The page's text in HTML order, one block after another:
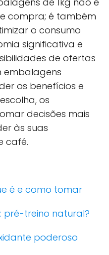
compra; é também
o consumo
significativa e
de ofertas
embalagens
os benefícios e
os
decisões mais
às suas
café.
é e como tomar
pré-treino natural?
poderoso